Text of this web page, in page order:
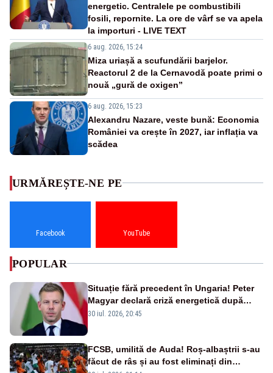
energetic. Centralele pe combustibili
fosili, repornite. La ore de vârf se va apela
la importuri - LIVE TEXT
6 aug. 2026, 15:24
Miza uriașă a scufundării barjelor.
Reactorul 2 de la Cernavodă poate primi o
nouă „gură de oxigen”
6 aug. 2026, 15:23
Alexandru Nazare, veste bună: Economia
României va crește în 2027, iar inflația va
scădea
URMĂREȘTE-NE PE
Facebook YouTube
POPULAR
Situație fără precedent în Ungaria! Peter
Magyar declară criză energetică după
oprirea centralei de la Paks
30 iul. 2026, 20:45
FCSB, umilită de Auda! Roș-albaștrii s-au
făcut de râs și au fost eliminați din